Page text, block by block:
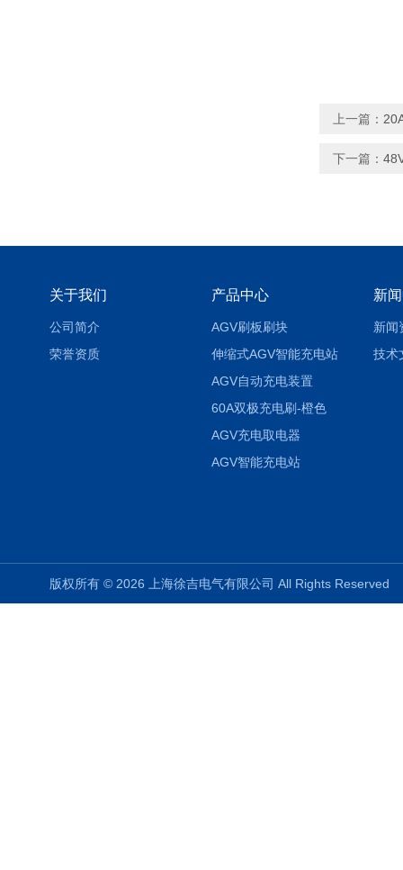
上一篇：
下一篇：
关于我们
公司简介
荣誉资质
产品中心
AGV刷板刷块
伸缩式AGV智能充电站
AGV自动充电装置
60A双极充电刷-橙色
AGV充电取电器
AGV智能充电站
新
新闻
技术
版权所有 © 2026 上海徐吉电气有限公司 All Rights